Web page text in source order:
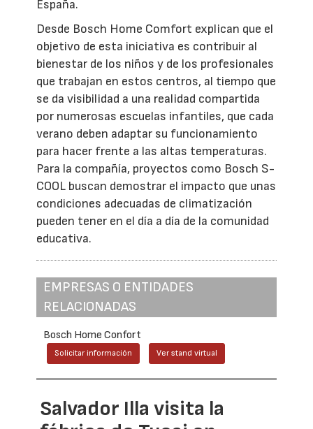
España.
Desde Bosch Home Comfort explican que el
objetivo de esta iniciativa es contribuir al
bienestar de los niños y de los profesionales
que trabajan en estos centros, al tiempo que
se da visibilidad a una realidad compartida
por numerosas escuelas infantiles, que cada
verano deben adaptar su funcionamiento
para hacer frente a las altas temperaturas.
Para la compañía, proyectos como Bosch S-
COOL buscan demostrar el impacto que unas
condiciones adecuadas de climatización
pueden tener en el día a día de la comunidad
educativa.
EMPRESAS O ENTIDADES
RELACIONADAS
Bosch Home Confort
Solicitar información Ver stand virtual
Salvador Illa visita la